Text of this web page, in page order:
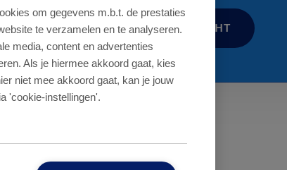
STUUR ONS EEN BERICHT
om gegevens m.b.t. de prestaties
te verzamelen en te analyseren.
media, content en advertenties
Als je hiermee akkoord gaat, kies
niet mee akkoord gaat, kan je jouw
'cookie-instellingen'.